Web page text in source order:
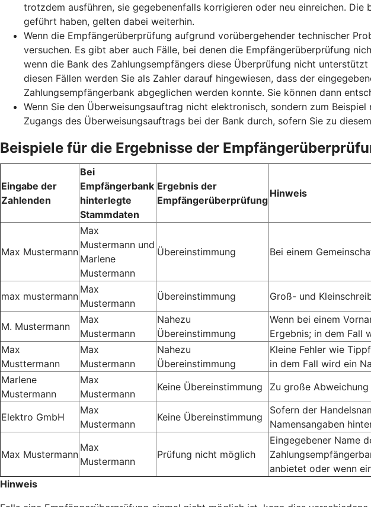
trotzdem ausführen, sie gegebenenfalls korrigieren oder neu einreichen.
geführt haben, gelten dabei weiterhin.
Wenn die Empfängerüberprüfung aufgrund vorübergehender technischer
versuchen. Es gibt aber auch Fälle, bei denen die Empfängerüberprüfung
wenn die Bank des Zahlungsempfängers diese Überprüfung nicht
diesen Fällen werden Sie als Zahler darauf hingewiesen, dass der
Zahlungsempfängerbank abgeglichen werden konnte. Sie können dann
Wenn Sie den Überweisungsauftrag nicht elektronisch, sondern zum
Zugangs des Überweisungsauftrags bei der Bank durch, sofern Sie zu
Beispiele für die Ergebnisse der
Eingabe der
Zahlenden
Bei
Empfängerbank
hinterlegte
Stammdaten
Ergebnis der
Empfängerüberprüfung
Hinweis
Max Mustermann
Max
Mustermann und
Marlene
Mustermann
Übereinstimmung Bei einem
max mustermann
Max
Mustermann
Übereinstimmung Groß- und
M. Mustermann
Max
Mustermann
Nahezu
Übereinstimmung
Wenn bei einem
Ergebnis; in dem Fall
Max
Musttermann
Max
Mustermann
Nahezu
Übereinstimmung
Kleine Fehler wie
in dem Fall wird ein
Marlene
Mustermann
Max
Mustermann
Keine Übereinstimmung Zu große
Elektro GmbH
Max
Mustermann
Keine Übereinstimmung
Sofern der
Namensangaben
Max Mustermann
Max
Mustermann
Prüfung nicht möglich
Eingegebener Name
anbietet oder wenn
Hinweis